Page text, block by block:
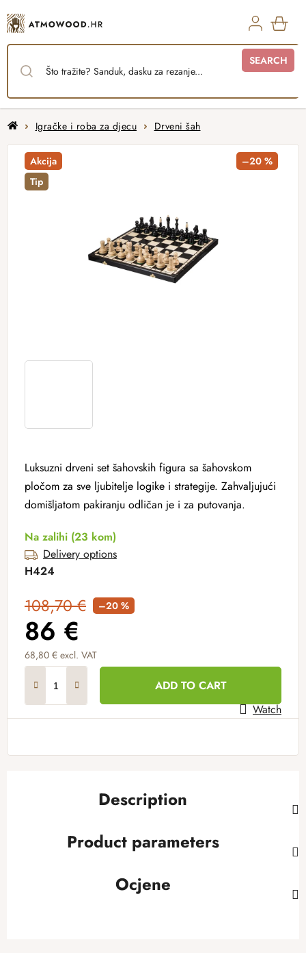
to
content
SEARCH
HomeIgračke i roba za djecu Drveni šah
Luksuzni drveni set šahovskih figura sa šahovskom
pločom za sve ljubitelje logike i strategije. Zahvaljujući
domišljatom pakiranju odličan je i za putovanja.
Na zalihi (23 kom)
Delivery options
H424
108,70 € –20 %
86 €
68,80 € excl. VAT
ADD TO CART
Watch
Akcija
Tip
–20 %
Description
Product parameters
Ocjene